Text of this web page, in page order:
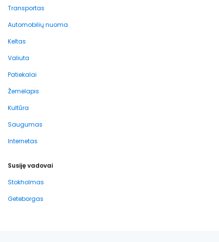
Transportas
Automobilių nuoma
Keltas
Valiuta
Patiekalai
Žemėlapis
Kultūra
Saugumas
Internetas
Susiję vadovai
Stokholmas
Geteborgas